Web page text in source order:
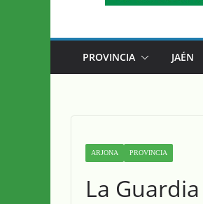
PROVINCIA JAÉN
ARJONA PROVINCIA
La